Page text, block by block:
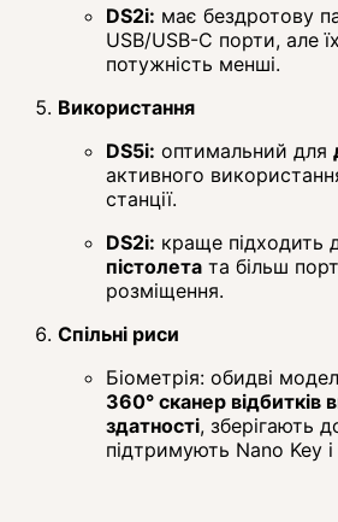
DS2i: має бездротову
USB/USB-C порти, але їх
потужність менші.
Використання
DS5i: оптимальний для
активного
станції.
DS2i: краще підходить
пістолета та більш
розміщення.
Спільні риси
Біометрія: обидві
360° сканер відбитків
здатності, зберігають
підтримують Nano Key